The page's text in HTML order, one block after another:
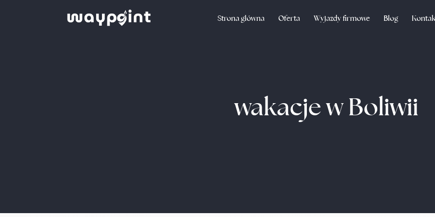
Strona główna Oferta Wyjazdy firmowe Blog
wakacje w Boliwii